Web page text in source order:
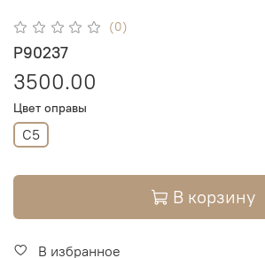
(0)
P90237
3500.00
Цвет оправы
C5
В корзину
В избранное